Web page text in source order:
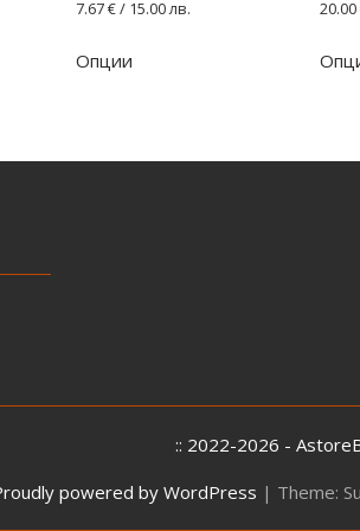
7.67€/ 15.00 лв.
Опции
20.00
:: 2022-2026 -
powered by WordPress | Theme: